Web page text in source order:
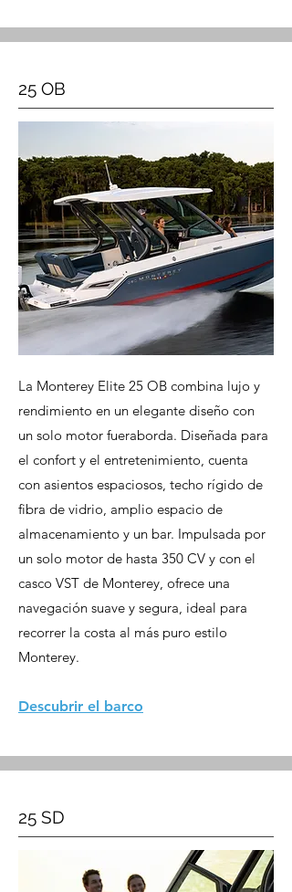
25 OB
La Monterey Elite 25 OB combina lujo y
rendimiento en un elegante diseño con
un solo motor fueraborda. Diseñada para
el confort y el entretenimiento, cuenta
con asientos espaciosos, techo rígido de
fibra de vidrio, amplio espacio de
almacenamiento y un bar. Impulsada por
un solo motor de hasta 350 CV y ​​con el
casco VST de Monterey, ofrece una
navegación suave y segura, ideal para
recorrer la costa al más puro estilo
Monterey.
Descubrir el barco
25 SD